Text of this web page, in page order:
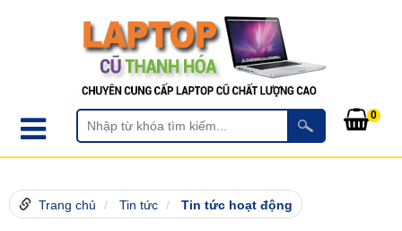
0
Trang chủ Tin tức Tin tức hoạt động